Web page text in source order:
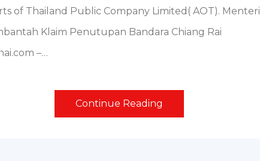
of Thailand Public Company Limited( AOT). Menteri
Klaim Penutupan Bandara Chiang Rai
–…
Continue Reading